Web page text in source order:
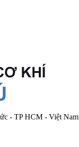
- TP HCM - Việt Nam